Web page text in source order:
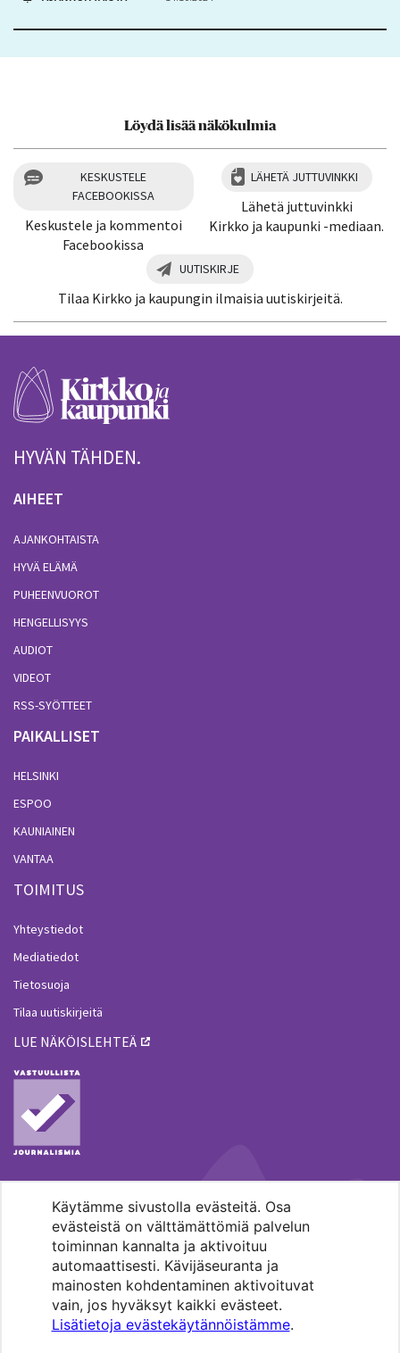
Käytämme sivustolla evästeitä. Osa
evästeistä on välttämättömiä palvelun
toiminnan kannalta ja aktivoituu
automaattisesti. Kävijäseuranta ja
mainosten kohdentaminen aktivoituvat
vain, jos hyväksyt kaikki evästeet.
Lisätietoja evästekäytännöistämme.
Löydä lisää näkökulmia
KESKUSTELE
FACEBOOKISSA
Keskustele ja kommentoi
Facebookissa
LÄHETÄ JUTTUVINKKI
Lähetä juttuvinkki
Kirkko ja kaupunki -mediaan.
UUTISKIRJE
Tilaa Kirkko ja kaupungin ilmaisia uutiskirjeitä.
HYVÄN TÄHDEN.
AIHEET
AJANKOHTAISTA
HYVÄ ELÄMÄ
PUHEENVUOROT
HENGELLISYYS
AUDIOT
VIDEOT
RSS-SYÖTTEET
PAIKALLISET
HELSINKI
ESPOO
KAUNIAINEN
VANTAA
TOIMITUS
Yhteystiedot
Mediatiedot
Tietosuoja
Tilaa uutiskirjeitä
LUE NÄKÖISLEHTEÄ
MENOHAKU
Pääkaupunkiseudun evankelis-